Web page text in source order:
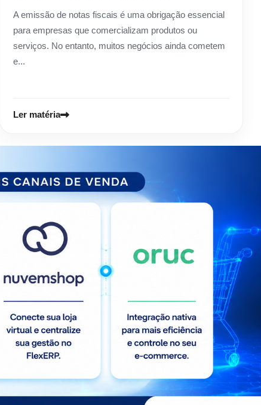
A emissão de notas fiscais é uma obrigação essencial
para empresas que comercializam produtos ou
serviços. No entanto, muitos negócios ainda cometem
e...
Ler matéria